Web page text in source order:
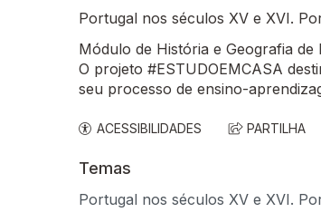
Portugal nos séculos XV e XVI.
Módulo de História e Geografia de
O projeto #ESTUDOEMCASA
seu processo de ensino-
ACESSIBILIDADES PARTILHA
Temas
Portugal nos séculos XV e XVI.